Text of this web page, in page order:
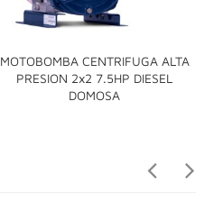
MOTOBOMBA CENTRIFUGA ALTA
PRESION 2x2 7.5HP DIESEL
DOMOSA
